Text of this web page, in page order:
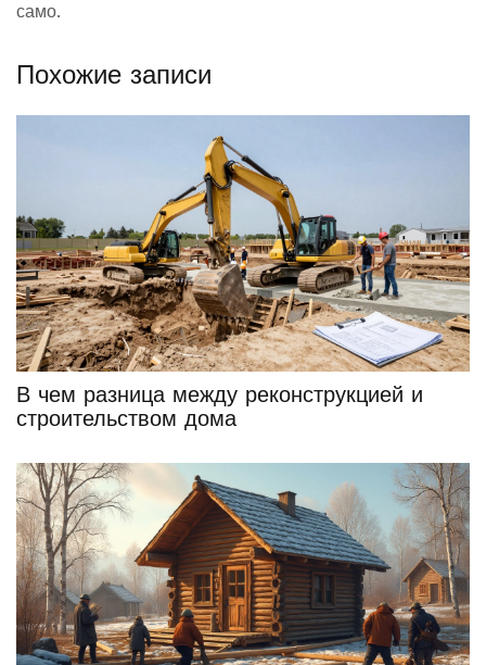
само.
Похожие записи
В чем разница между реконструкцией и
строительством дома